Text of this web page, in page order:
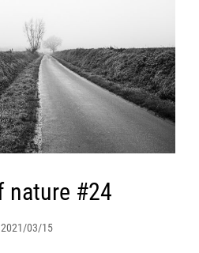
nature #24
2021/03/15